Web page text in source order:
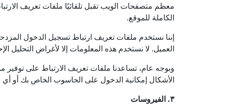
معظم متصفحات الويب تقبل تلقائيًا ملفات تعريف
الكاملة للموقع.
إننا نستخدم ملفات تعريف ارتباط تسجيل الدخول
العميل. لا نستخدم هذه المعلومات إلا لأغراض التحليل
وبوجه عام، تساعدنا ملفات تعريف الارتباط على توفير
الأشكال إمكانية الدخول على الحاسوب الخاص بك أو أي
٣. الفيروسات